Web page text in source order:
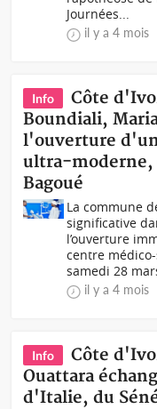
Journées...
il y a 4 mois
Info
Côte
Boundiali,
l'ouverture
ultra-moderne,
Bagoué
La commune
significative
l’ouverture
centre
samedi 28
il y a 4 mois
Info
Côte
Ouattara
d'Italie, du